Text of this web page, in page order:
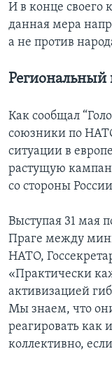
И в конце своего
данная мера
а не против
Региональный
Как сообщал
союзники по
ситуации в
растущую
со стороны
Выступая 31 мая
Праге между
НАТО,
«Практически
активизацией
Мы знаем, что
реагировать как
коллективно,